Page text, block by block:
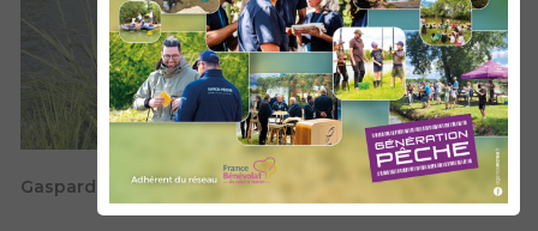
Gaspard :